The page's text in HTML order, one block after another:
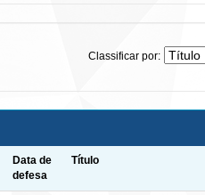
Classificar por:
Data de
defesa
Título